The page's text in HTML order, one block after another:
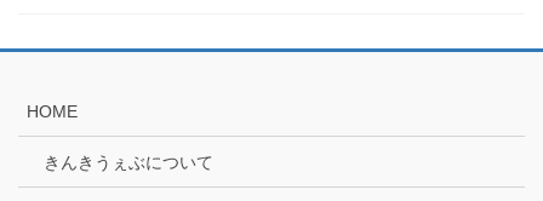
HOME
きんきうぇぶについて